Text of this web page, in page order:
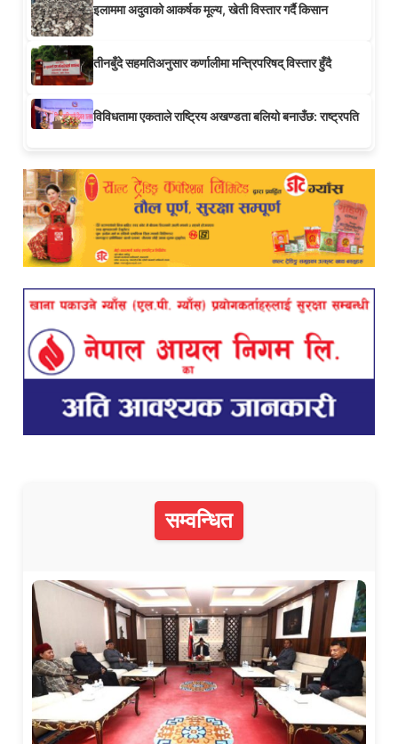
इलाममा अदुवाको आकर्षक मूल्य, खेती विस्तार गर्दै किसान
तीनबुँदे सहमतिअनुसार कर्णालीमा मन्त्रिपरिषद् विस्तार हुँदै
विविधतामा एकताले राष्ट्रिय अखण्डता बलियो बनाउँछ: राष्ट्रपति
सम्वन्धित